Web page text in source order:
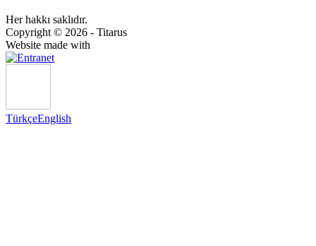
Her hakkı saklıdır.
Copyright © 2026 - Titarus
Website made with
TürkçeEnglish